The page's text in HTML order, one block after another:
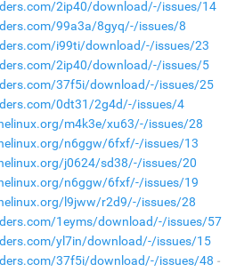
2ip40/download/-/issues/14
99a3a/8gyq/-/issues/8
i99ti/download/-/issues/23
2ip40/download/-/issues/5
37f5i/download/-/issues/25
0dt31/2g4d/-/issues/4
m4k3e/xu63/-/issues/28
n6ggw/6fxf/-/issues/13
j0624/sd38/-/issues/20
n6ggw/6fxf/-/issues/19
l9jww/r2d9/-/issues/28
1eyms/download/-/issues/57
yl7in/download/-/issues/15
37f5i/download/-/issues/48